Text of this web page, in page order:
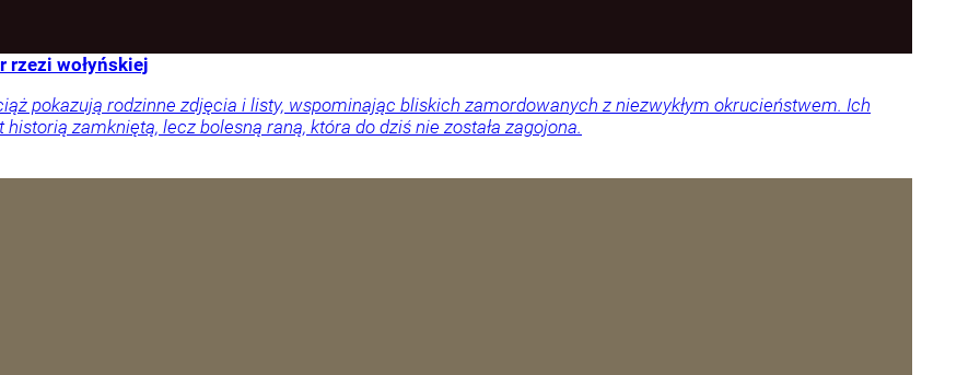
rzezi wołyńskiej
pokazują rodzinne zdjęcia i listy, wspominając bliskich zamordowanych z niezwykłym okrucieństwem. Ich
zamkniętą, lecz bolesną raną, która do dziś nie została zagojona.